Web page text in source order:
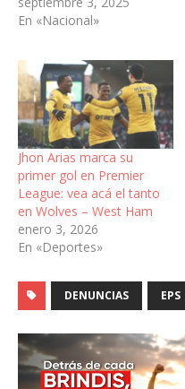
En «Nacional»
Jhon Arias marca su
primer gol en Premier
League: vea acá el tanto
en Wolves – West Ham
enero 3, 2026
En «Deportes»
DENUNCIAS EPS